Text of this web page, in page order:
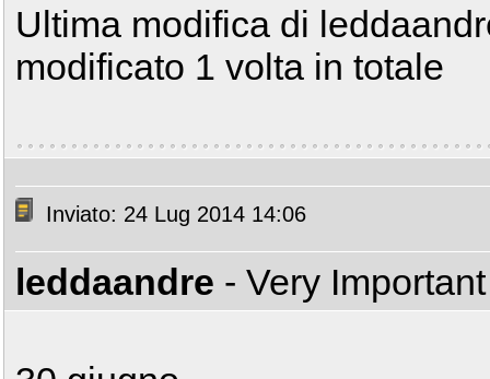
Ultima modifica di
modificato 1 volta in totale
Inviato: 24 Lug 2014 14:06
leddaandre - Very